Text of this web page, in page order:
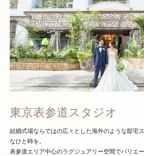
東京表参道スタジオ
結婚式場ならではの広々とした海外のような邸宅
なひと時を。
表参道エリア中心のラグジュアリー空間でバリエ